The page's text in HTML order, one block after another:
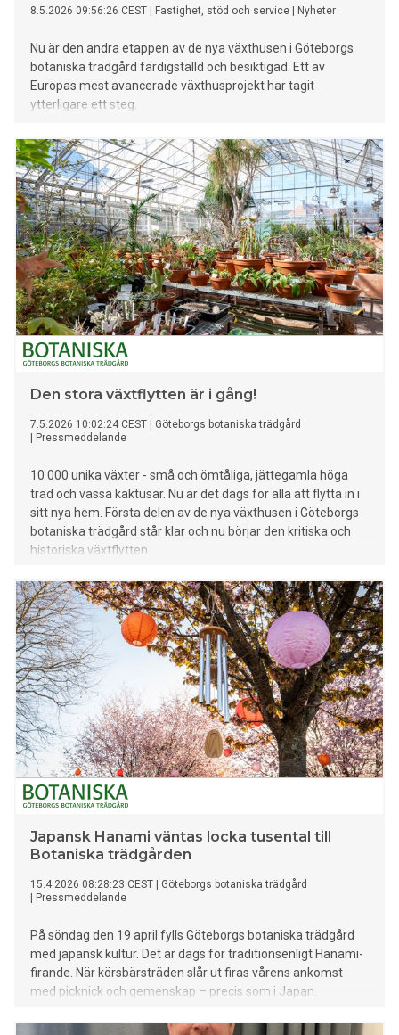
8.5.2026 09:56:26 CEST Fastighet, stöd och service Nyheter
Nu är den andra etappen av de nya växthusen i Göteborgs
botaniska trädgård färdigställd och besiktigad. Ett av
Europas mest avancerade växthusprojekt har tagit
ytterligare ett steg.
Den stora växtflytten är i gång!
7.5.2026 10:02:24 CEST
Göteborgs botaniska trädgård
Pressmeddelande
10 000 unika växter - små och ömtåliga, jättegamla höga
träd och vassa kaktusar. Nu är det dags för alla att flytta in i
sitt nya hem. Första delen av de nya växthusen i Göteborgs
botaniska trädgård står klar och nu börjar den kritiska och
historiska växtflytten.
Japansk Hanami väntas locka tusental till
Botaniska trädgården
15.4.2026 08:28:23 CEST
Göteborgs botaniska trädgård
Pressmeddelande
På söndag den 19 april fylls Göteborgs botaniska trädgård
med japansk kultur. Det är dags för traditionsenligt Hanami-
firande. När körsbärsträden slår ut firas vårens ankomst
med picknick och gemenskap – precis som i Japan.